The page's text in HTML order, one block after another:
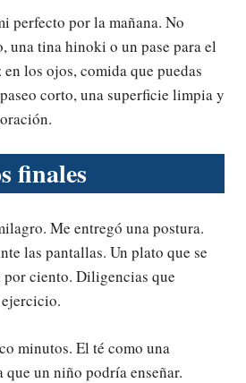
perfecto por la mañana. No
una tina hinoki o un pase para el
los ojos, comida que puedas
corto, una superficie limpia y
finales
Me entregó una postura.
las pantallas. Un plato que se
por ciento. Diligencias que
minutos. El té como una
un niño podría enseñar.